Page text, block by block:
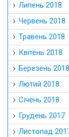
Липень 2018
Червень 2018
Травень 2018
Квітень 2018
Березень 2018
Лютий 2018
Січень 2018
Грудень 2017
Листопад